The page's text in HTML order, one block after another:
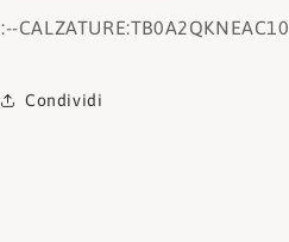
:--CALZATURE:TB0A2QKNEAC10
Condividi